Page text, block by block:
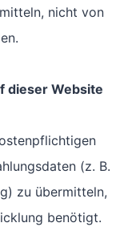
nicht von
dieser Website
(z. B.
zu übermitteln,
benötigt.